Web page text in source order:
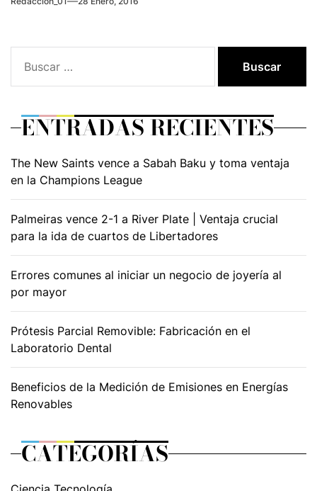
ENTRADAS RECIENTES
The New Saints vence a Sabah Baku y toma ventaja
en la Champions League
Palmeiras vence 2-1 a River Plate | Ventaja crucial
para la ida de cuartos de Libertadores
Errores comunes al iniciar un negocio de joyería al
por mayor
Prótesis Parcial Removible: Fabricación en el
Laboratorio Dental
Beneficios de la Medición de Emisiones en Energías
Renovables
CATEGORÍAS